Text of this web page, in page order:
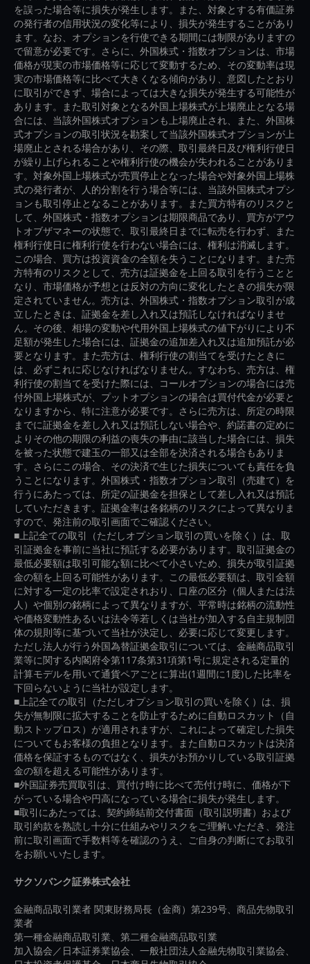
を誤った場合等に損失が発生します。また、対象とする有価証券
の発行者の信用状況の変化等により、損失が発生することがあり
ます。なお、オプションを行使できる期間には制限がありますの
で留意が必要です。さらに、外国株式・指数オプションは、市場
価格が現実の市場価格等に応じて変動するため、その変動率は現
実の市場価格等に比べて大きくなる傾向があり、意図したとおり
に取引ができず、場合によっては大きな損失が発生する可能性が
あります。また取引対象となる外国上場株式が上場廃止となる場
合には、当該外国株式オプションも上場廃止され、また、外国株
式オプションの取引状況を勘案して当該外国株式オプションが上
場廃止とされる場合があり、その際、取引最終日及び権利行使日
が繰り上げられることや権利行使の機会が失われることがありま
す。対象外国上場株式が売買停止となった場合や対象外国上場株
式の発行者が、人的分割を行う場合等には、当該外国株式オプシ
ョンも取引停止となることがあります。また買方特有のリスクと
して、外国株式・指数オプションは期限商品であり、買方がアウ
トオブザマネーの状態で、取引最終日までに転売を行わず、また
権利行使日に権利行使を行わない場合には、権利は消滅します。
この場合、買方は投資資金の全額を失うことになります。また売
方特有のリスクとして、売方は証拠金を上回る取引を行うことと
なり、市場価格が予想とは反対の方向に変化したときの損失が限
定されていません。売方は、外国株式・指数オプション取引が成
立したときは、証拠金を差し入れ又は預託しなければなりませ
ん。その後、相場の変動や代用外国上場株式の値下がりにより不
足額が発生した場合には、証拠金の追加差入れ又は追加預託が必
要となります。また売方は、権利行使の割当てを受けたときに
は、必ずこれに応じなければなりません。すなわち、売方は、権
利行使の割当てを受けた際には、コールオプションの場合には売
付外国上場株式が、プットオプションの場合は買付代金が必要と
なりますから、特に注意が必要です。さらに売方は、所定の時限
までに証拠金を差し入れ又は預託しない場合や、約諾書の定めに
よりその他の期限の利益の喪失の事由に該当した場合には、損失
を被った状態で建玉の一部又は全部を決済される場合もありま
す。さらにこの場合、その決済で生じた損失についても責任を負
うことになります。外国株式・指数オプション取引（売建て）を
行うにあたっては、所定の証拠金を担保として差し入れ又は預託
していただきます。証拠金率は各銘柄のリスクによって異なりま
すので、発注前の取引画面でご確認ください。
■上記全ての取引（ただしオプション取引の買いを除く）は、取
引証拠金を事前に当社に預託する必要があります。取引証拠金の
最低必要額は取引可能な額に比べて小さいため、損失が取引証拠
金の額を上回る可能性があります。この最低必要額は、取引金額
に対する一定の比率で設定されおり、口座の区分（個人または法
人）や個別の銘柄によって異なりますが、平常時は銘柄の流動性
や価格変動性あるいは法令等若しくは当社が加入する自主規制団
体の規則等に基づいて当社が決定し、必要に応じて変更します。
ただし法人が行う外国為替証拠金取引については、金融商品取引
業等に関する内閣府令第117条第31項第1号に規定される定量的
計算モデルを用いて通貨ペアごとに算出(1週間に1度)した比率を
下回らないように当社が設定します。
■上記全ての取引（ただしオプション取引の買いを除く）は、損
失が無制限に拡大することを防止するために自動ロスカット（自
動ストップロス）が適用されますが、これによって確定した損失
についてもお客様の負担となります。また自動ロスカットは決済
価格を保証するものではなく、損失がお預かりしている取引証拠
金の額を超える可能性があります。
■外国証券売買取引は、買付け時に比べて売付け時に、価格が下
がっている場合や円高になっている場合に損失が発生します。
■取引にあたっては、契約締結前交付書面（取引説明書）および
取引約款を熟読し十分に仕組みやリスクをご理解いただき、発注
前に取引画面で手数料等を確認のうえ、ご自身の判断にてお取引
をお願いいたします。
サクソバンク証券株式会社
金融商品取引業者 関東財務局長（金商）第239号、商品先物取引
業者
第一種金融商品取引業、第二種金融商品取引業
加入協会／日本証券業協会、一般社団法人金融先物取引業協会、